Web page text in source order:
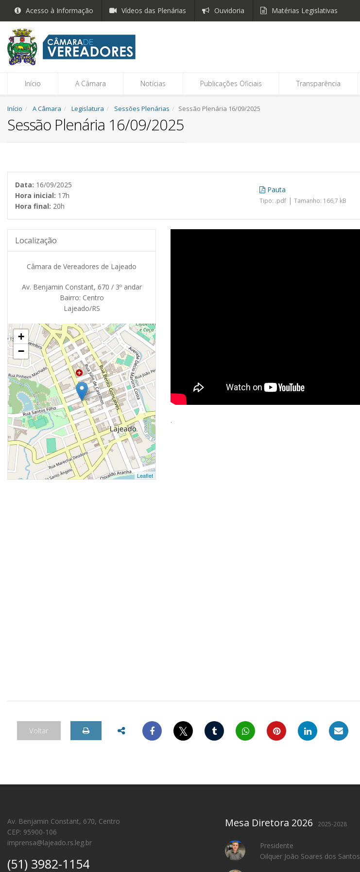
Acesso à Informação Vídeos das Plenárias Ouvidoria Matérias Legislativas
Início A Câmara Notícias Publicações Oficiais Transparência
Início A Câmara Legislatura Sessões Plenárias Sessão Plenária 16/09/2025
Sessão Plenária 16/09/2025
Data: 16/09/2025
Hora inicial: 17h
Hora final: 20h
Pauta
Tipo: .pdf | Tamanho: 166,7 kB
Localização
Câmara de Vereadores de Lajeado
Av. Benjamin Constant, 670 / 3º andar
Bairro: Centro
Lajeado/RS
+
−
Leaflet
.
Voltar 𝕏
Av. Benjamin Constant, 670, Centro
CEP: 95900-106
imprensa@lajeado.rs.leg.br
(51) 3982-1154
Mesa Diretora 2026 2025-2028
Presidente
Oilquer João Soares dos Santos